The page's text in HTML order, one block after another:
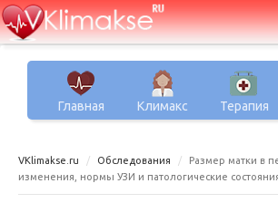
Главная Климакс Терапия
VKlimakse.ru Обследования
Размер матки в
изменения, нормы УЗИ и патологические